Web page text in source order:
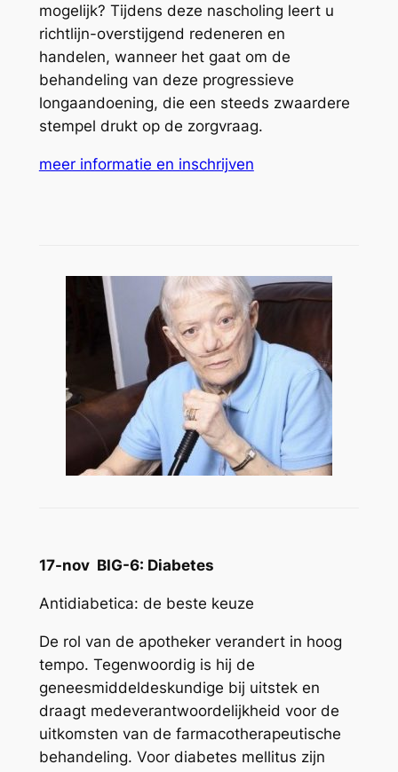
mogelijk? Tijdens deze nascholing leert u
richtlijn-overstijgend redeneren en
handelen, wanneer het gaat om de
behandeling van deze progressieve
longaandoening, die een steeds zwaardere
stempel drukt op de zorgvraag.
meer informatie en inschrijven
17-nov BIG-6: Diabetes
Antidiabetica: de beste keuze
De rol van de apotheker verandert in hoog
tempo. Tegenwoordig is hij de
geneesmiddeldeskundige bij uitstek en
draagt medeverantwoordelijkheid voor de
uitkomsten van de farmacotherapeutische
behandeling. Voor diabetes mellitus zijn